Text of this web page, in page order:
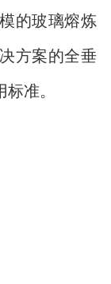
的玻璃熔炼
方案的全垂
准。